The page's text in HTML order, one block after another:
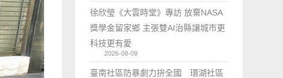
徐欣瑩《大雲時堂》專訪 放棄NASA
獎學金留家鄉 主張雙AI治縣讓城市更
科技更有愛
2026-08-09
臺南社區防暴劇力拚全國 環湖社區